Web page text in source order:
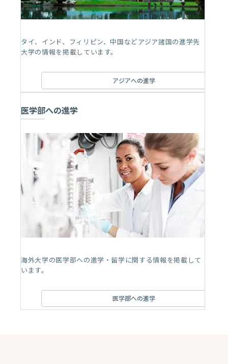
タイ、インド、フィリピン、中国などアジア諸国の進学先
大学の情報を掲載しています。
アジアへの進学
医学部への進学
海外大学の医学部への進学・留学に関する情報を掲載して
います。
医学部への進学